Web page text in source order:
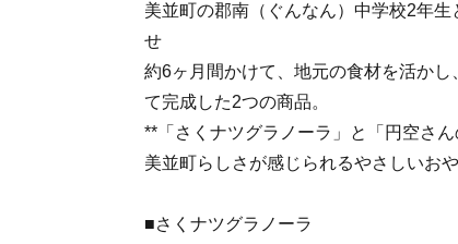
美並町の郡南（ぐんなん）中学校2年
せ
約6ヶ月間かけて、地元の食材を活か
て完成した2つの商品。
**「さくナツグラノーラ」と「円空さ
美並町らしさが感じられるやさしいおや
■さくナツグラノーラ